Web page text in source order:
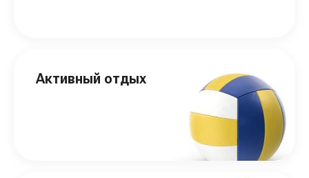
Активный отдых